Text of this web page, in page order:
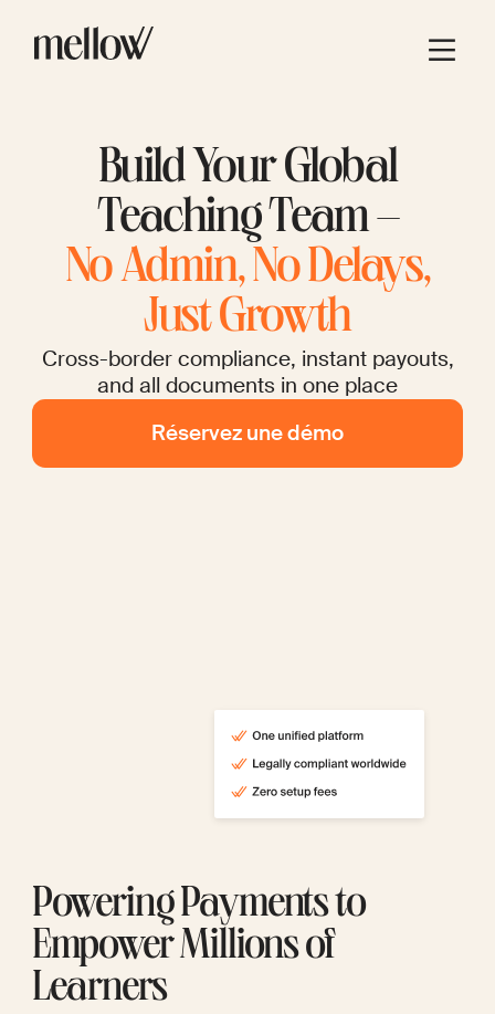
Build Your Global
Teaching Team –
No Admin, No Delays,
Just Growth
Cross-border compliance, instant payouts,
and all documents in one place
Réservez une démo
Powering Payments to
Empower Millions of
Learners